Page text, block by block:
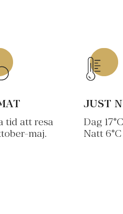
tid att resa
maj.
JUST
Dag 17°C
Natt 6°C